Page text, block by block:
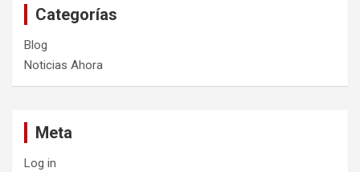
Categorías
Blog
Noticias Ahora
Meta
Log in